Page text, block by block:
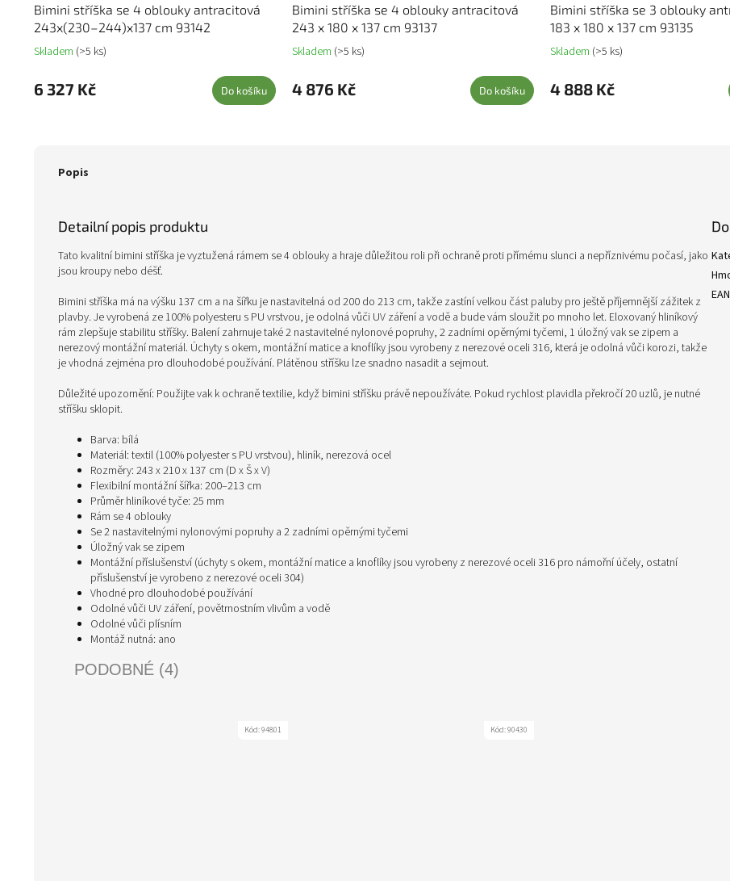
Bimini stříška se 4 oblouky antracitová
243x(230–244)x137 cm 93142
Skladem (>5 ks)
6 327 Kč Do košíku
Bimini stříška se 4 oblouky antracitová
243 x 180 x 137 cm 93137
Skladem (>5 ks)
4 876 Kč Do košíku
Bimini stříška se 3 oblouky
183 x 180 x 137 cm 93135
Skladem (>5 ks)
4 888 Kč
Popis
Detailní popis produktu
Tato kvalitní bimini stříška je vyztužená rámem se 4 oblouky a hraje důležitou roli při ochraně proti přímému slunci a nepříznivému počasí, jako
jsou kroupy nebo déšť.
Bimini stříška má na výšku 137 cm a na šířku je nastavitelná od 200 do 213 cm, takže zastíní velkou část paluby pro ještě příjemnější zážitek z
plavby. Je vyrobená ze 100% polyesteru s PU vrstvou, je odolná vůči UV záření a vodě a bude vám sloužit po mnoho let. Eloxovaný hliníkový
rám zlepšuje stabilitu stříšky. Balení zahrnuje také 2 nastavitelné nylonové popruhy, 2 zadními opěrnými tyčemi, 1 úložný vak se zipem a
nerezový montážní materiál. Úchyty s okem, montážní matice a knoflíky jsou vyrobeny z nerezové oceli 316, která je odolná vůči korozi, takže
je vhodná zejména pro dlouhodobé používání. Plátěnou stříšku lze snadno nasadit a sejmout.
Důležité upozornění: Použijte vak k ochraně textilie, když bimini stříšku právě nepoužíváte. Pokud rychlost plavidla překročí 20 uzlů, je nutné
stříšku sklopit.
Barva: bílá
Materiál: textil (100% polyester s PU vrstvou), hliník, nerezová ocel
Rozměry: 243 x 210 x 137 cm (D x Š x V)
Flexibilní montážní šířka: 200–213 cm
Průměr hliníkové tyče: 25 mm
Rám se 4 oblouky
Se 2 nastavitelnými nylonovými popruhy a 2 zadními opěrnými tyčemi
Úložný vak se zipem
Montážní příslušenství (úchyty s okem, montážní matice a knoflíky jsou vyrobeny z nerezové oceli 316 pro námořní účely, ostatní
příslušenství je vyrobeno z nerezové oceli 304)
Vhodné pro dlouhodobé používání
Odolné vůči UV záření, povětrnostním vlivům a vodě
Odolné vůči plísním
Montáž nutná: ano
EAN
PODOBNÉ (4)
Kód:94801 Kód:90430